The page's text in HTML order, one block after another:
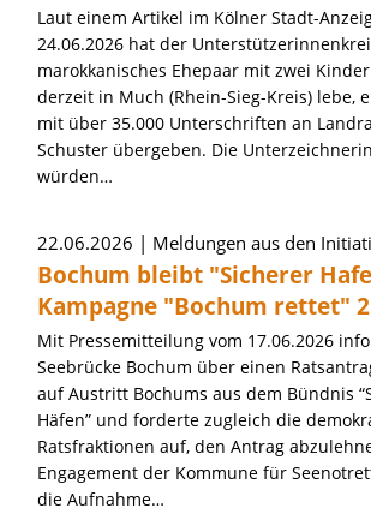
Laut einem Artikel im Kölner Stadt-
24.06.2026 hat der
marokkanisches Ehepaar mit zwei
derzeit in Much (Rhein-Sieg-Kreis) lebe,
mit über 35.000 Unterschriften an
Schuster übergeben. Die
würden…
22.06.2026 Meldungen aus den
Bochum bleibt "Sicherer
Kampagne "Bochum rettet"
Mit Pressemitteilung vom 17.06.2026
Seebrücke Bochum über einen
auf Austritt Bochums aus dem Bündnis
Häfen” und forderte zugleich die
Ratsfraktionen auf, den Antrag
Engagement der Kommune für
die Aufnahme…